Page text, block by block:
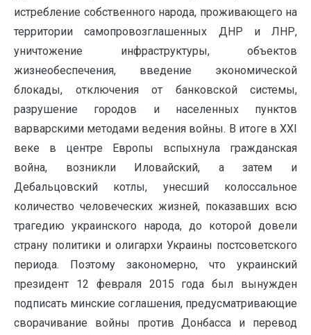
истребление собственного народа, проживающего на
территории самопровозглашенных ДНР и ЛНР,
уничтожение инфраструктуры, объектов
жизнеобеспечения, введение экономической
блокады, отключения от банковской системы,
разрушение городов и населенных пунктов
варварскими методами ведения войны. В итоге в ХХI
веке в центре Европы вспыхнула гражданская
война, возникли Иловайский, а затем и
Дебальцовский котлы, унесший колоссальное
количество человеческих жизней, показавших всю
трагедию украинского народа, до которой довели
страну политики и олигархи Украины постсоветского
периода. Поэтому закономерно, что украинский
президент 12 февраля 2015 года был вынужден
подписать минские соглашения, предусматривающие
сворачивание войны против Донбасса и перевод